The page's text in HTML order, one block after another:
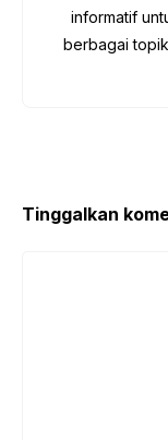
informatif
berbagai
Tinggalkan